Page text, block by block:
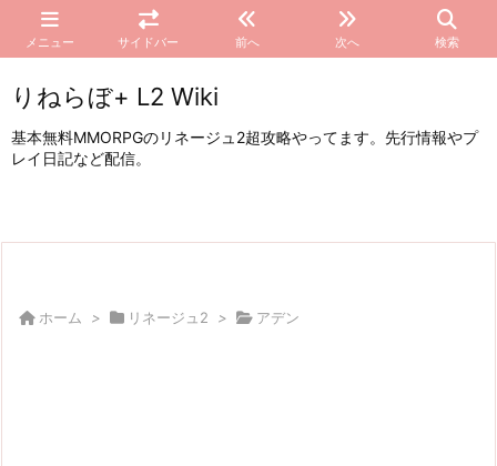
メニュー サイドバー 前へ 次へ 検索
りねらぼ+ L2 Wiki
基本無料MMORPGのリネージュ2超攻略やってます。先行情報やプ
レイ日記など配信。
ホーム > リネージュ2 > アデン